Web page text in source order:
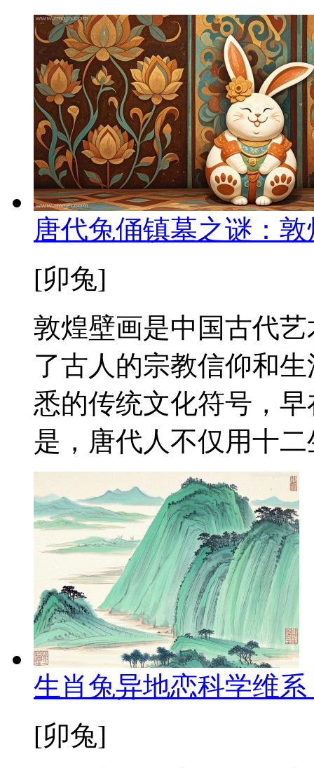
唐代兔俑镇墓之谜：
[卯兔]
敦煌壁画是中国古代
了古人的宗教信仰和
悉的传统文化符号，
是，唐代人不仅用十
生肖兔异地恋科学维
[卯兔]